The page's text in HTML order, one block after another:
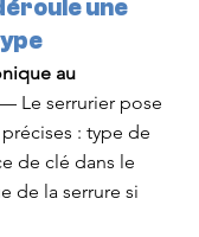
une
au
Le serrurier pose
: type de
de clé dans le
de la serrure si